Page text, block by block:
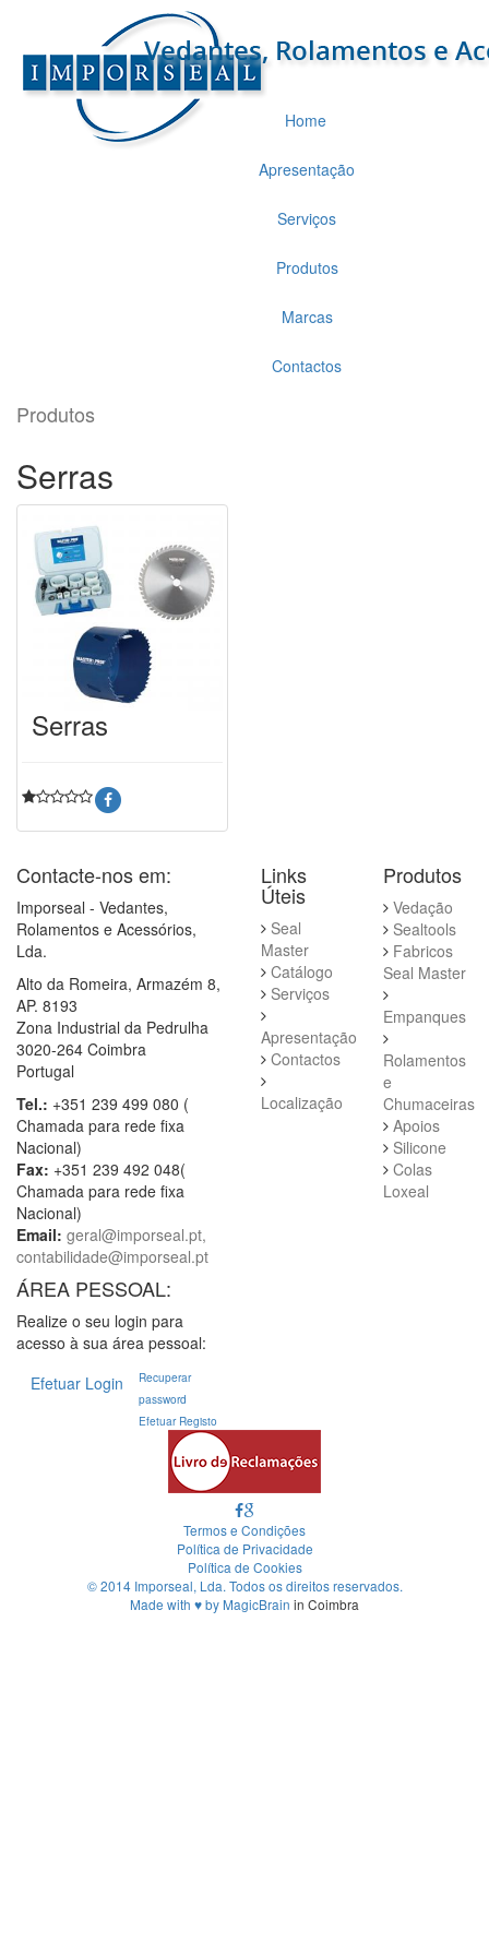
Home
Apresentação
Serviços
Produtos
Marcas
Contactos
Produtos
Serras
Serras
Contacte-nos em:
Imporseal - Vedantes,
Rolamentos e Acessórios,
Lda.
Alto da Romeira, Armazém 8,
AP. 8193
Zona Industrial da Pedrulha
3020-264 Coimbra
Portugal
Tel.: +351 239 499 080 (
Chamada para rede fixa
Nacional)
Fax: +351 239 492 048(
Chamada para rede fixa
Nacional)
Email: geral@imporseal.pt,
contabilidade@imporseal.pt
ÁREA PESSOAL:
Realize o seu login para
acesso à sua área pessoal:
Efetuar Login
Recuperar
password
Efetuar Registo
Links
Úteis
Seal
Master
Catálogo
Serviços
Apresentação
Contactos
Localização
Produtos
Vedação
Sealtools
Fabricos
Seal Master
Empanques
Rolamentos
e
Chumaceiras
Apoios
Silicone
Colas
Loxeal
Termos e Condições
Política de Privacidade
Política de Cookies
© 2014 Imporseal, Lda. Todos os direitos reservados.
Made with ♥by MagicBrain in Coimbra